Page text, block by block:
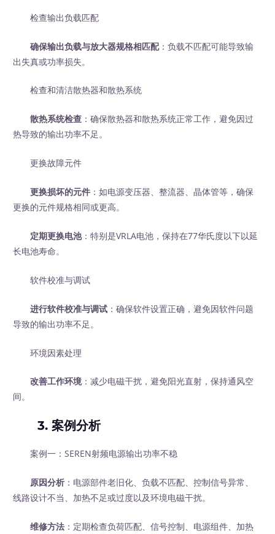
检查输出负载匹配
确保输出负载与放大器规格相匹配：负载不匹配可能导致输
出失真或功率损失。
检查和清洁散热器和散热系统
散热系统检查 ：确保散热器和散热系统正常工作，避免因过
热导致的输出功率不足。
更换故障元件
更换损坏的元件 ：如电源变压器、整流器、晶体管等，确保
更换的元件规格相同或更高。
定期更换电池：特别是VRLA电池，保持在77华氏度以下以延
长电池寿命。
软件校准与调试
进行软件校准与调试 ：确保软件设置正确，避免因软件问题
导致的输出功率不足。
环境因素处理
改善工作环境 ：减少电磁干扰，避免阳光直射，保持通风空
间。
3. 案例分析
案例一：SEREN射频电源输出功率不稳
原因分析 ：电源部件老旧化、负载不匹配、控制信号异常、
线路设计不当、加热不足或过度以及环境电磁干扰。
维修方法 ：定期检查负荷匹配、信号控制、电源组件、加热